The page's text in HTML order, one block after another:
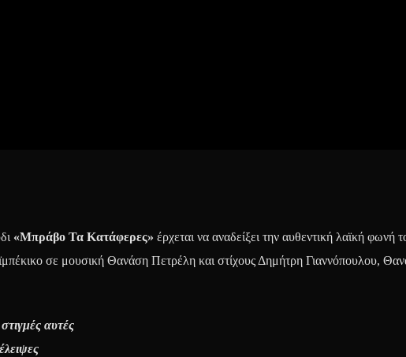
«Μπράβο Τα Κατάφερες» έρχεται να αναδείξει την αυθεντική λαϊκή φωνή
σε μουσική Θανάση Πετρέλη και στίχους Δημήτρη Γιαννόπουλου,
αυτές